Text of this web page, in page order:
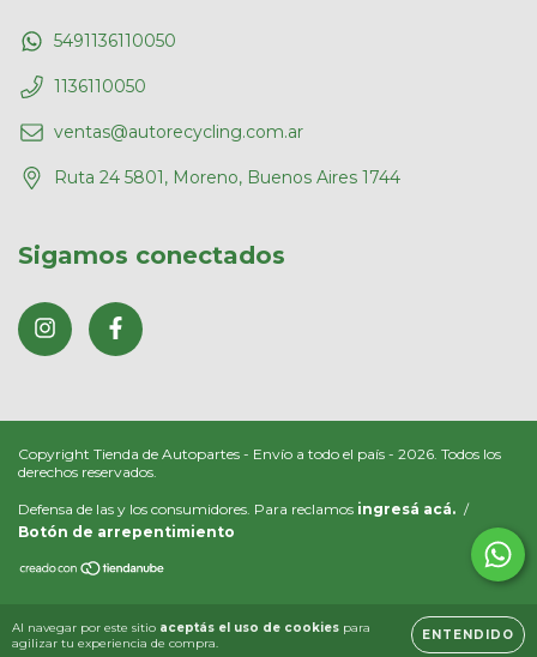
Al navegar por este sitio aceptás el uso de cookies para
agilizar tu experiencia de compra.
ENTENDIDO
5491136110050
1136110050
ventas@autorecycling.com.ar
Ruta 24 5801, Moreno, Buenos Aires 1744
Sigamos conectados
Copyright Tienda de Autopartes - Envío a todo el país - 2026. Todos los
derechos reservados.
Defensa de las y los consumidores. Para reclamos ingresá acá. /
Botón de arrepentimiento